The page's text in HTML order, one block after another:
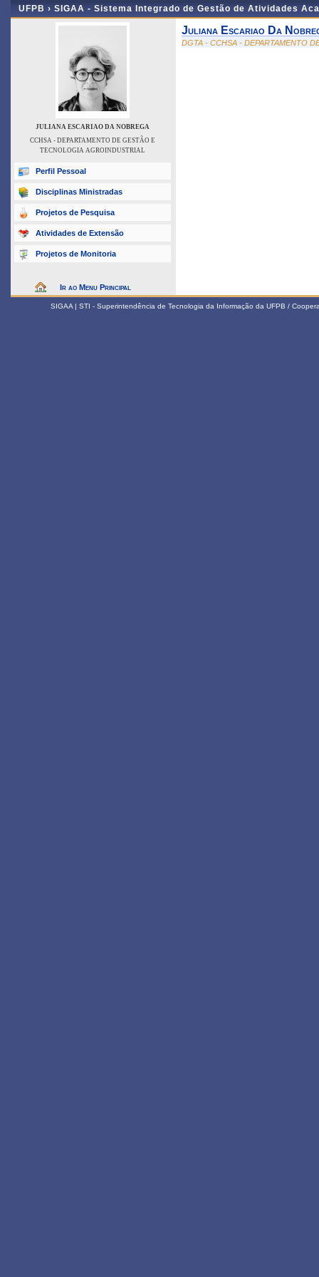
UFPB › SIGAA - Sistema Integrado de Gestão de Atividades
JULIANA ESCARIAO DA NOBREGA
CCHSA - DEPARTAMENTO DE GESTÃO E
TECNOLOGIA AGROINDUSTRIAL
Perfil Pessoal
Disciplinas Ministradas
Projetos de Pesquisa
Atividades de Extensão
Projetos de Monitoria
Ir ao Menu Principal
Juliana Escariao Da
DGTA - CCHSA - DEPARTAMENTO
SIGAA | STI - Superintendência de Tecnologia da Informação da UFPB /